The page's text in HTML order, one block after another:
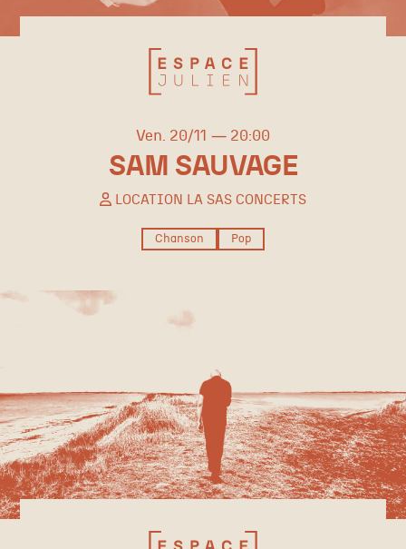
vendredi
Ven. 20/novembre
11 20:00
SAM SAUVAGE
LOCATION LA SAS CONCERTS
Chanson Pop